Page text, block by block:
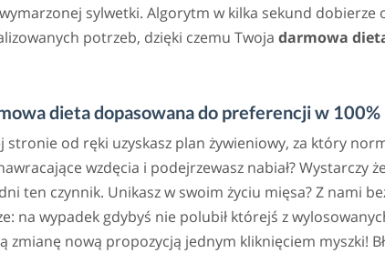
sylwetki. Algorytm w kilka sekund
potrzeb, dzięki czemu Twoja darmowa
dieta dopasowana do preferencji w 100%
stronie od ręki uzyskasz plan żywieniowy, za który
wzdęcia i podejrzewasz nabiał? Wystarczy
ten czynnik. Unikasz w swoim życiu mięsa? Z nami
na wypadek gdybyś nie polubił którejś z
zmianę nową propozycją jednym kliknięciem myszki!